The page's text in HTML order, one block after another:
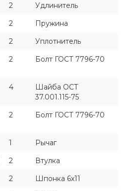
2
Удлинитель
2
Пружина
2
Уплотнитель
2 Болт ГОСТ 7796-70
4
Шайба ОСТ
37.001.115-75
2 Болт ГОСТ 7796-70
1
Рычаг
2
Втулка
2
Шпонка 6x11